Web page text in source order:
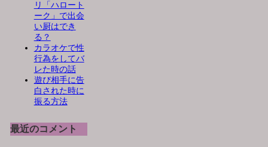
リ「ハロート
ーク」で出会
い厨はでき
る？
カラオケで性
行為をしてバ
レた時の話
遊び相手に告
白された時に
振る方法
最近のコメント